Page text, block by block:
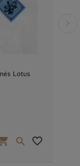
Lotus
 favorite_border